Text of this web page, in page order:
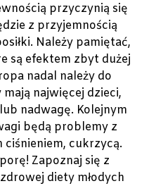
przyczynią się
z przyjemnością
Należy pamiętać,
są efektem zbyt dużej
nadal należy do
najwięcej dzieci,
nadwagę. Kolejnym
będą problemy z
ciśnieniem, cukrzycą.
Zapoznaj się z
diety młodych